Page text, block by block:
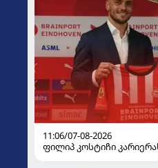
11:06/07-08-2026
ფილიპ კოსტიჩი